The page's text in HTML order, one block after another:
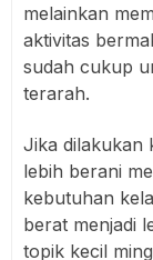
melainkan
aktivitas
sudah cukup
terarah.
Jika dilakukan
lebih berani
kebutuhan
berat menjadi
topik kecil